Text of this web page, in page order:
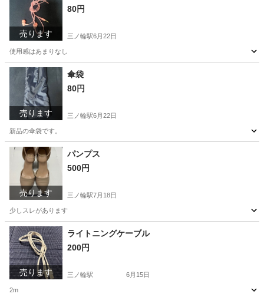
売ります
80円
三ノ輪駅6月22日
使用感はあまりなし
東京 台東区 三ノ輪駅
売ります
傘袋
80円
三ノ輪駅6月22日
新品の傘袋です。
東京 台東区 三ノ輪駅
売ります
パンプス
500円
三ノ輪駅7月18日
少しスレがあります
東京 台東区 三ノ輪駅 靴
売ります
ライトニングケーブル
200円
三ノ輪駅 6月15日
2m